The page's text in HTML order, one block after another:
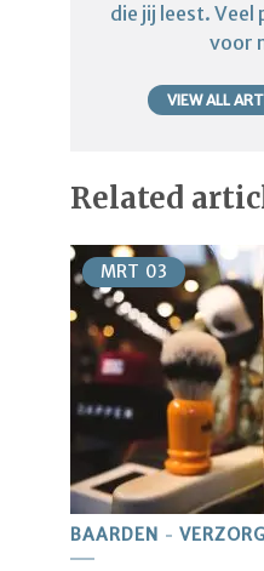
die jij leest. Veel
voor
VIEW ALL
Related
MRT 03
BAARDEN